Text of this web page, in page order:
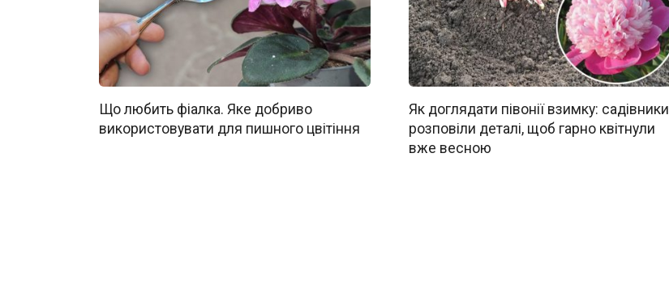
Що любить фіалка. Яке добриво
використовувати для пишного цвітіння
Як доглядати півонії взимку: садівники
розповіли деталі, щоб гарно квітнули
вже весною